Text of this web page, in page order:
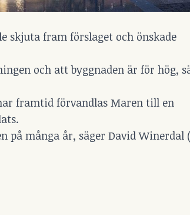
skjuta fram förslaget och önskade
och att byggnaden är för hög,
framtid förvandlas Maren till en
många år, säger David Winerdal